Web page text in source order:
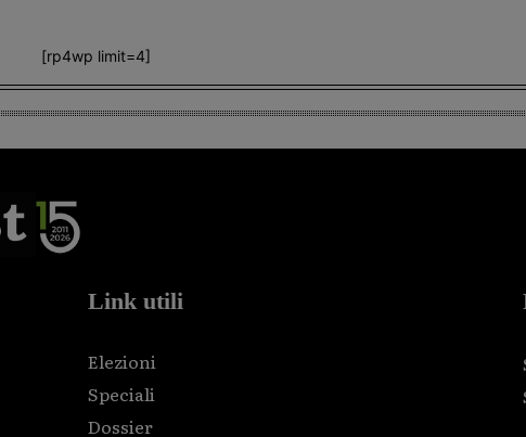
[rp4wp limit=4]
Link utili
Elezioni
Speciali
Dossier